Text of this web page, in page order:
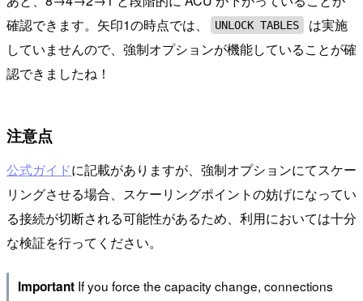
確認できます。矢印1の時点では、
UNLOCK TABLES
は実施
していませんので、強制オプションが機能していることが確
認できましたね！
注意点
公式ガイドに記載がありますが、強制オプションにてスケー
リングさせる場合、スケーリングポイントの妨げになってい
る接続が切断される可能性があるため、利用においては十分
な検証を行ってください。
ImportantIf you force the capacity change, connections